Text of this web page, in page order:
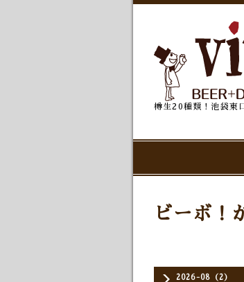
樽生20種類！池袋東
2026-08（2）
ビーボ！